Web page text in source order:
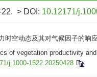
22. > DOI: 10.12171/
空动态及其对气候因子的响
of vegetation productivity
j.1000-1522.20250428